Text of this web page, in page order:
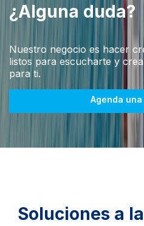
¿Alguna duda?
Nuestro negocio es hacer
listos para escucharte y
para ti.
Agenda
Soluciones a